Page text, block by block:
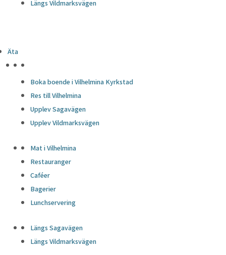
Längs Vildmarksvägen
Äta
Boka boende i Vilhelmina Kyrkstad
Res till Vilhelmina
Upplev Sagavägen
Upplev Vildmarksvägen
Mat i Vilhelmina
Restauranger
Caféer
Bagerier
Lunchservering
Längs Sagavägen
Längs Vildmarksvägen